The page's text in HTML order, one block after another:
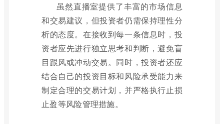
虽然直播室提供了丰富的市场信息
和交易建议，但投资者仍需保持理性分
析的态度。在接收到每一条信息时，投
资者应先进行独立思考和判断，避免盲
目跟风或冲动交易。同时，投资者还应
结合自己的投资目标和风险承受能力来
制定合理的交易计划，并严格执行止损
止盈等风险管理措施。